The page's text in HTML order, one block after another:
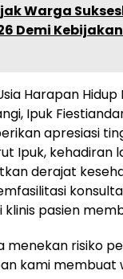
Warga
Demi
Harapan
Ipuk
apresiasi
Ipuk, kehadiran
derajat
klinis pasien
menekan risiko
kami membuat